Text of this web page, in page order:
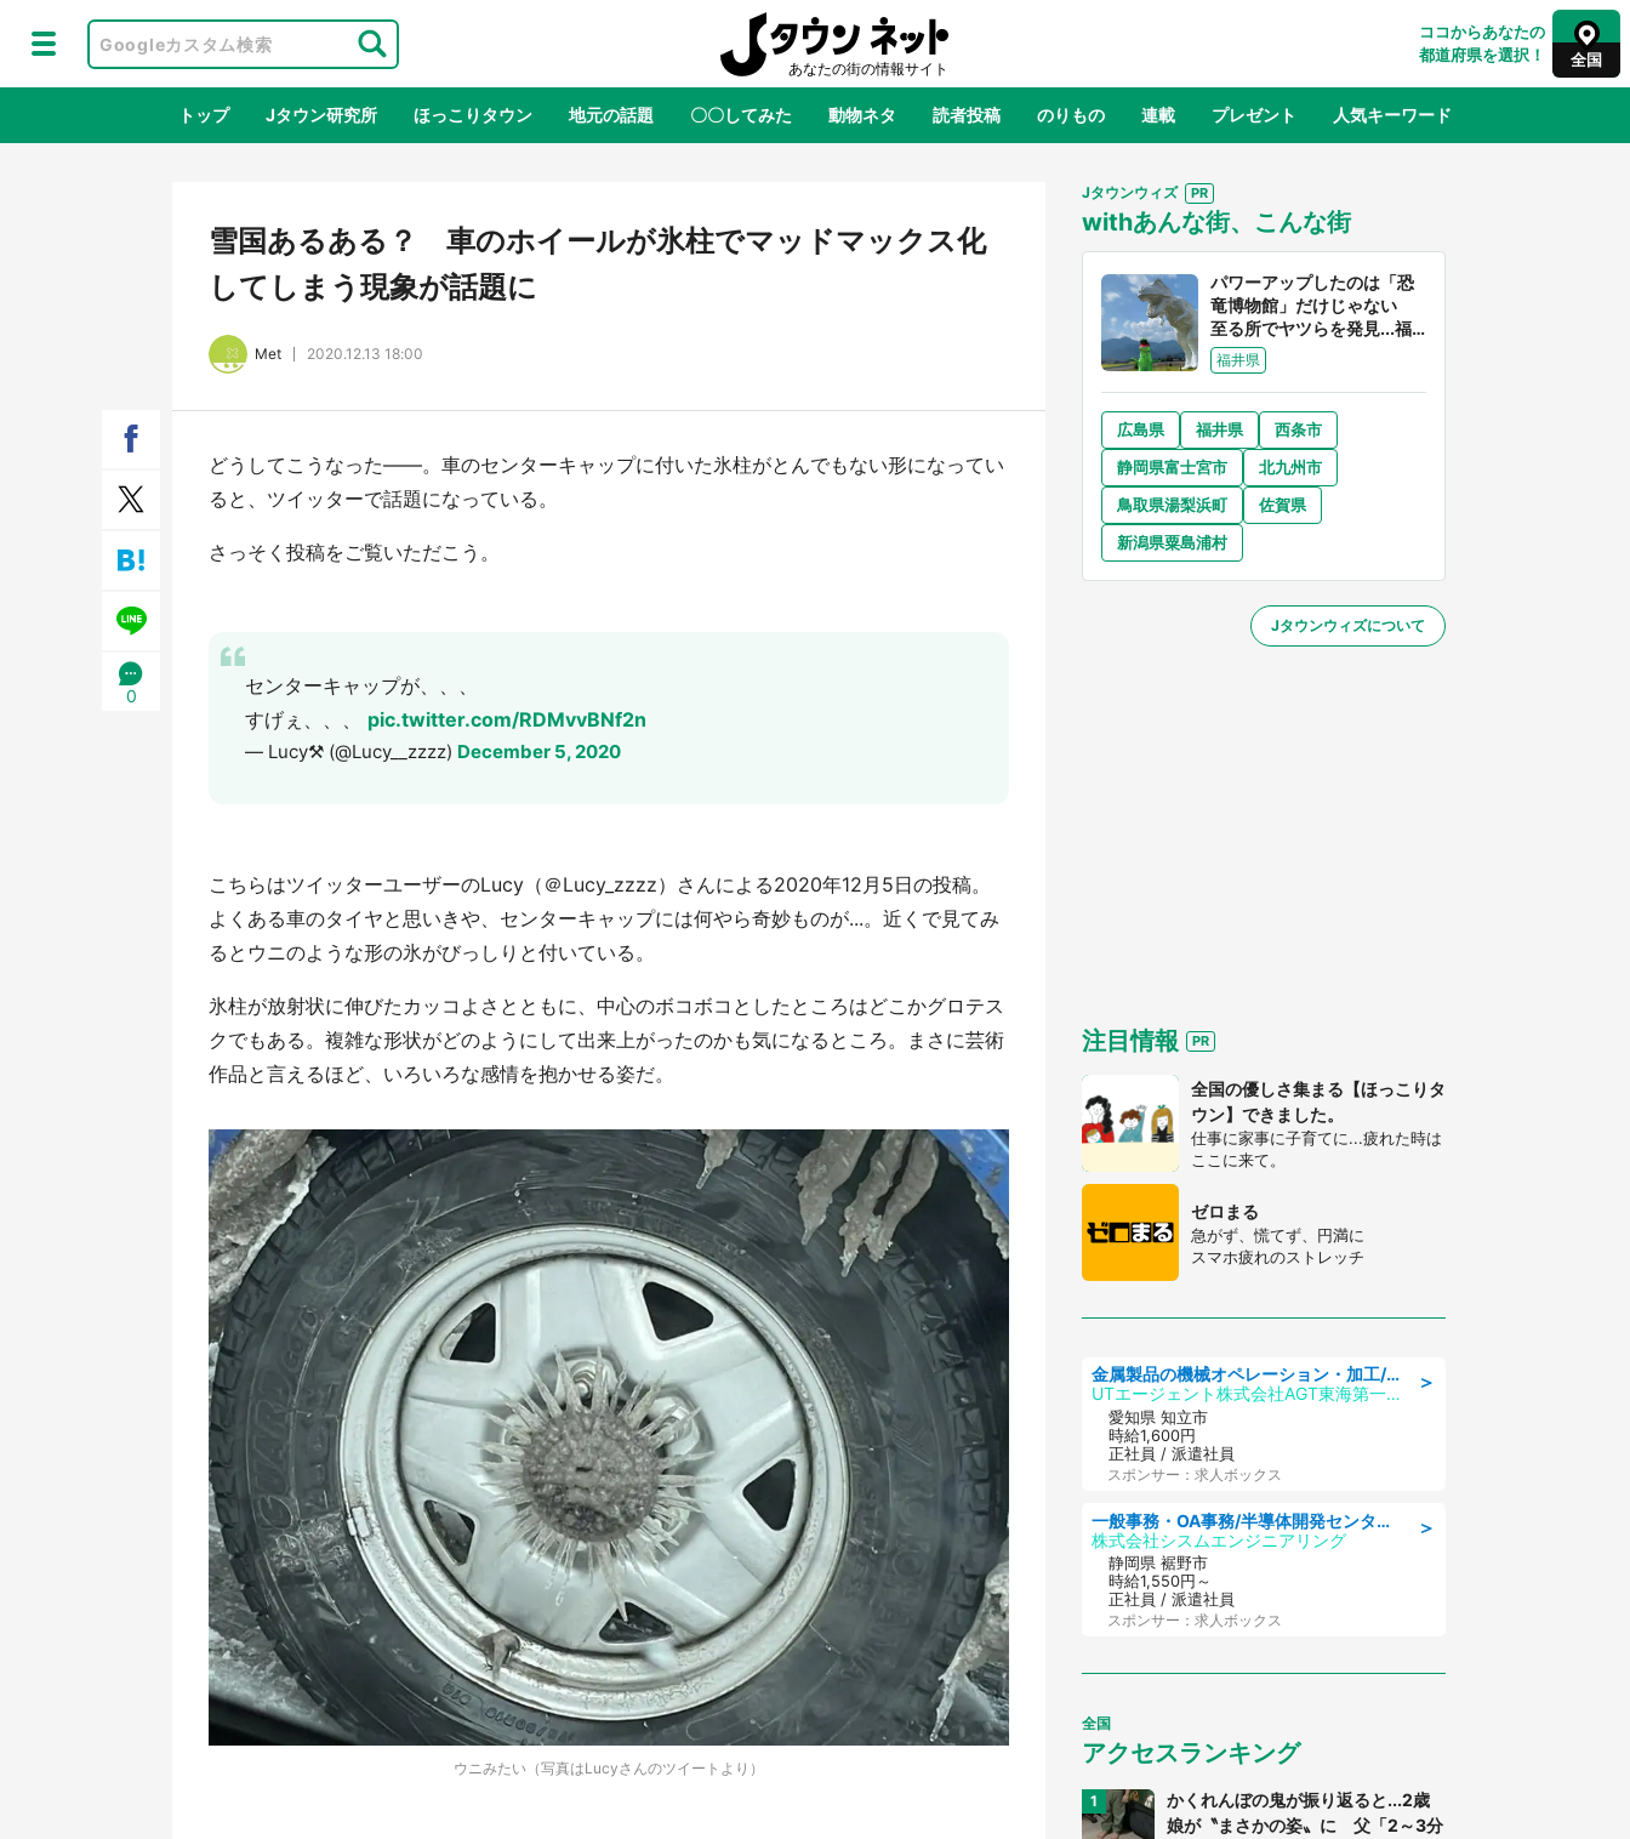
ココからあなたの
都道府県を選択！
全国
全国 全国
東北 青森 岩手 宮城 山形 福島
千葉 東京 神奈川
奈良 和歌山
中国 鳥取 島根 岡山 山口
大分 宮崎
トップ Jタウン研究所 ほっこりタウン 地元の話題 〇〇してみた 動物ネタ 読者投稿 のりもの 連載 プレゼント 人気キーワード
地域×二次元 あの時はありがとう 物語がはじまる町へ ふるさと納税
ラプラス・ダークネスが栃木県を征
服！？ 県公式プロモ動画で「聖地」
に入り込む 六本木ヒルズ展望台でコ
『小林さんちのメイドラゴン』と舞台
のモデル・越谷がコラボ 田んぼアー
トの見頃にあわせて企画続々【7／31
～】
雪国あるある？ 車のホイールが氷柱でマッドマックス化
してしまう現象が話題に
Met 2020.12.13 18:00
0
どうしてこうなった――。車のセンターキャップに付いた氷柱がとんでもない形になってい
ると、ツイッターで話題になっている。
さっそく投稿をご覧いただこう。
センターキャップが、、、
すげぇ、、、 pic.twitter.com/RDMvvBNf2n
— Lucy⚒ (@Lucy__zzzz) December 5, 2020
こちらはツイッターユーザーのLucy（＠Lucy_zzzz）さんによる2020年12月5日の投稿。
よくある車のタイヤと思いきや、センターキャップには何やら奇妙ものが...。近くで見てみ
るとウニのような形の氷がびっしりと付いている。
氷柱が放射状に伸びたカッコよさとともに、中心のボコボコとしたところはどこかグロテス
クでもある。複雑な形状がどのようにして出来上がったのかも気になるところ。まさに芸術
作品と言えるほど、いろいろな感情を抱かせる姿だ。
ウニみたい（写真はLucyさんのツイートより）
Jタウンウィズ
withあんな街、こんな街
パワーアップしたのは「恐
竜博物館」だけじゃない
至る所でヤツらを発見...福
井県はもはや「ジュラシッ
ク・ワールド」だった
福井県
広島県 福井県
西条市
静岡県富士宮市
北九州市
鳥取県湯梨浜町
佐賀県
新潟県粟島浦村
Jタウンウィズについて
注目情報
全国の優しさ集まる【ほっこりタ
ウン】できました。
仕事に家事に子育てに...疲れた時は
ここに来て。
ゼロまる
急がず、慌てず、円満に
スマホ疲れのストレッチ
＞
金属製品の機械オペレーション・加工/寮完備/日払い/工場・製造
UTエージェント株式会社AGT東海第一CU
愛知県 知立市
時給1,600円
正社員 / 派遣社員
スポンサー：求人ボックス
＞
一般事務・OA事務/半導体開発センター内で事務&軽作業スタッフ、募集
株式会社シスムエンジニアリング
静岡県 裾野市
時給1,550円～
正社員 / 派遣社員
スポンサー：求人ボックス
全国
アクセスランキング
かくれんぼの鬼が振り返ると...2歳
娘が〝まさかの姿〟に 父「2～3分